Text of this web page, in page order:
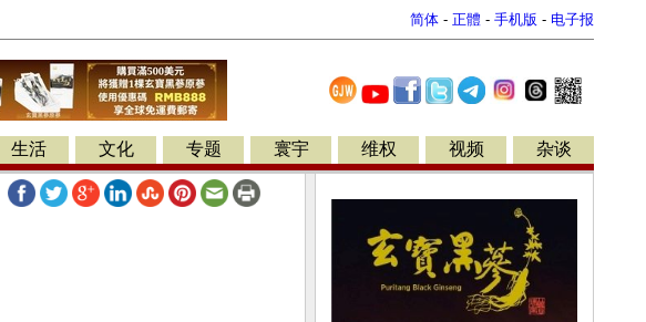
简体 - 正體 - 手机版 - 电子报
生活 文化 专题 寰宇 维权 视频 杂谈